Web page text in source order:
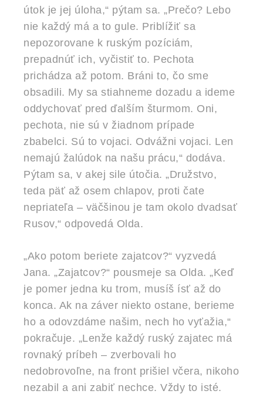
útok je jej úloha,“ pýtam sa. „Prečo? Lebo
nie každý má a to gule. Priblížiť sa
nepozorovane k ruským pozíciám,
prepadnúť ich, vyčistiť to. Pechota
prichádza až potom. Bráni to, čo sme
obsadili. My sa stiahneme dozadu a ideme
oddychovať pred ďalším šturmom. Oni,
pechota, nie sú v žiadnom prípade
zbabelci. Sú to vojaci. Odvážni vojaci. Len
nemajú žalúdok na našu prácu,“ dodáva.
Pýtam sa, v akej sile útočia. „Družstvo,
teda päť až osem chlapov, proti čate
nepriateľa – väčšinou je tam okolo dvadsať
Rusov,“ odpovedá Olda.
„Ako potom beriete zajatcov?“ vyzvedá
Jana. „Zajatcov?“ pousmeje sa Olda. „Keď
je pomer jedna ku trom, musíš ísť až do
konca. Ak na záver niekto ostane, berieme
ho a odovzdáme našim, nech ho vyťažia,“
pokračuje. „Lenže každý ruský zajatec má
rovnaký príbeh – zverbovali ho
nedobrovoľne, na front prišiel včera, nikoho
nezabil a ani zabiť nechce. Vždy to isté.